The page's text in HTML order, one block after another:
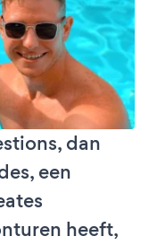
dan
een
heeft,